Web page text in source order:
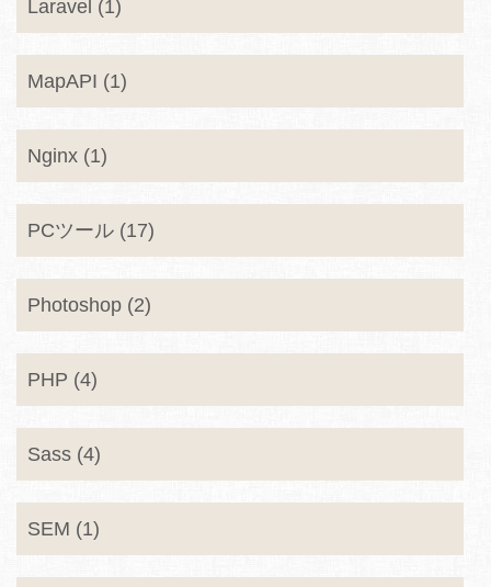
Laravel (1)
MapAPI (1)
Nginx (1)
PCツール (17)
Photoshop (2)
PHP (4)
Sass (4)
SEM (1)